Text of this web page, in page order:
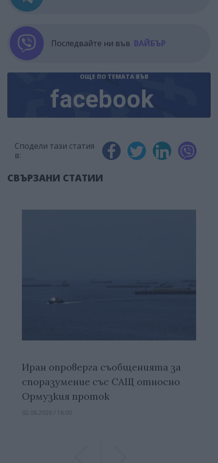
Последвайте ни във ВАЙБЪР
ОЩЕ ПО ТЕМАТА ВЪВ
facebook
Сподели тази статия
в:
СВЪРЗАНИ СТАТИИ
Иран опроверга съобщенията за
споразумение със САЩ относно
Ормузкия проток
02.08.2026 / 18:00